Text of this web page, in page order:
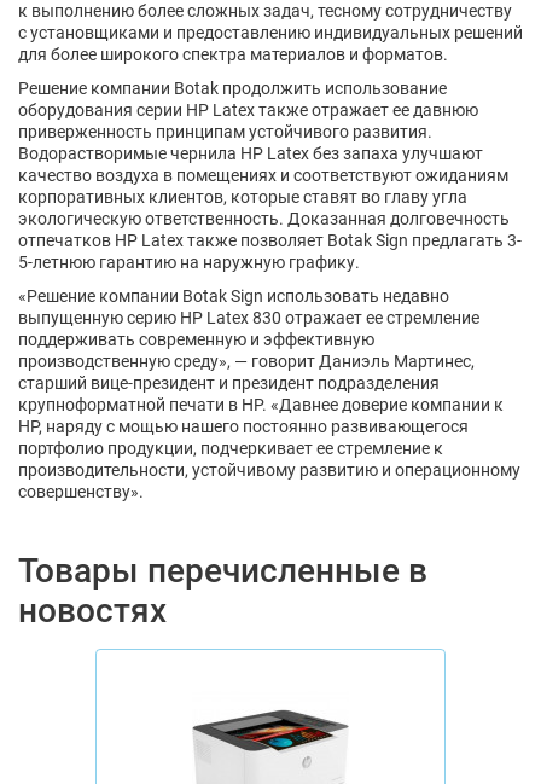
к выполнению более сложных задач, тесному сотрудничеству
с установщиками и предоставлению индивидуальных решений
для более широкого спектра материалов и форматов.
Решение компании Botak продолжить использование
оборудования серии HP Latex также отражает ее давнюю
приверженность принципам устойчивого развития.
Водорастворимые чернила HP Latex без запаха улучшают
качество воздуха в помещениях и соответствуют ожиданиям
корпоративных клиентов, которые ставят во главу угла
экологическую ответственность. Доказанная долговечность
отпечатков HP Latex также позволяет Botak Sign предлагать 3-
5-летнюю гарантию на наружную графику.
«Решение компании Botak Sign использовать недавно
выпущенную серию HP Latex 830 отражает ее стремление
поддерживать современную и эффективную
производственную среду», — говорит Даниэль Мартинес,
старший вице-президент и президент подразделения
крупноформатной печати в HP. «Давнее доверие компании к
HP, наряду с мощью нашего постоянно развивающегося
портфолио продукции, подчеркивает ее стремление к
производительности, устойчивому развитию и операционному
совершенству».
Товары перечисленные в
новостях